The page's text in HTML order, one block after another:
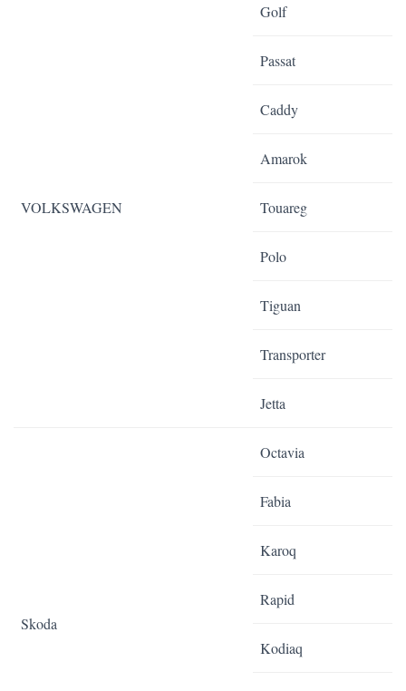
VOLKSWAGEN
Golf
Passat
Caddy
Amarok
Touareg
Polo
Tiguan
Transporter
Jetta
Skoda
Octavia
Fabia
Karoq
Rapid
Kodiaq